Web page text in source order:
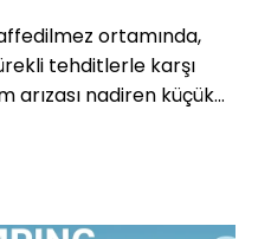
ortamında,
tehditlerle karşı
arızası nadiren küçük
çevresel tehlikelerle
Ayrıca tüm mürettebat